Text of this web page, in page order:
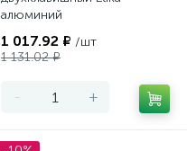
алюминий
1 017.92 ₽ /шт
1 131.02 ₽
- +